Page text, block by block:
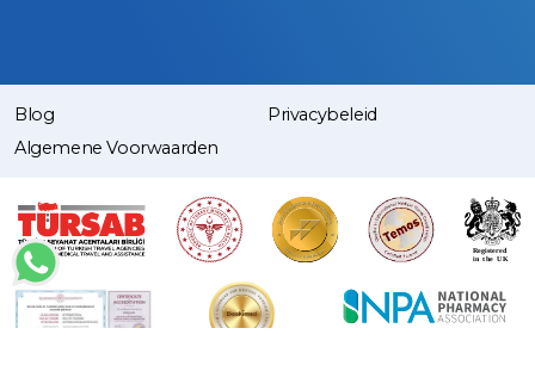
Blog
Privacybeleid
Algemene Voorwaarden